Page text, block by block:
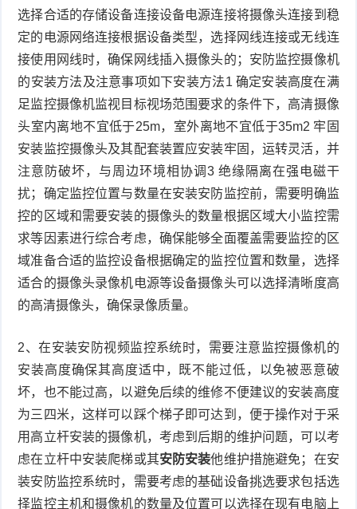
选择合适的存储设备连接设备电源连接将摄像头连接到稳
定的电源网络连接根据设备类型，选择网线连接或无线连
接使用网线时，确保网线插入摄像头的；安防监控摄像机
的安装方法及注意事项如下安装方法1 确定安装高度在满
足监控摄像机监视目标视场范围要求的条件下，高清摄像
头室内离地不宜低于25m，室外离地不宜低于35m2 牢固
安装监控摄像头及其配套装置应安装牢固，运转灵活，并
注意防破坏，与周边环境相协调3 绝缘隔离在强电磁干
扰；确定监控位置与数量在安装安防监控前，需要明确监
控的区域和需要安装的摄像头的数量根据区域大小监控需
求等因素进行综合考虑，确保能够全面覆盖需要监控的区
域准备合适的监控设备根据确定的监控位置和数量，选择
适合的摄像头录像机电源等设备摄像头可以选择清晰度高
的高清摄像头，确保录像质量。
2、在安装安防视频监控系统时，需要注意监控摄像机的
安装高度确保其高度适中，既不能过低，以免被恶意破
坏，也不能过高，以避免后续的维修不便建议的安装高度
为三四米，这样可以踩个梯子即可达到，便于操作对于采
用高立杆安装的摄像机，考虑到后期的维护问题，可以考
虑在立杆中安装爬梯或其安防安装他维护措施避免；在安
装安防监控系统时，需要考虑的基础设备挑选要求包括选
择监控主机和摄像机的数量及位置可以选择在现有电脑上